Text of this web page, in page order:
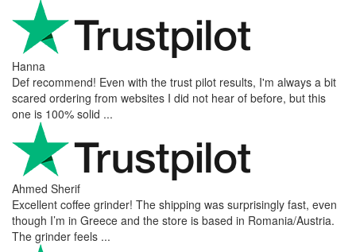
Hanna
Def recommend! Even with the trust pilot results, I'm always a bit
scared ordering from websites I did not hear of before, but this
one is 100% solid ...
Ahmed Sherif
Excellent coffee grinder! The shipping was surprisingly fast, even
though I’m in Greece and the store is based in Romania/Austria.
The grinder feels ...